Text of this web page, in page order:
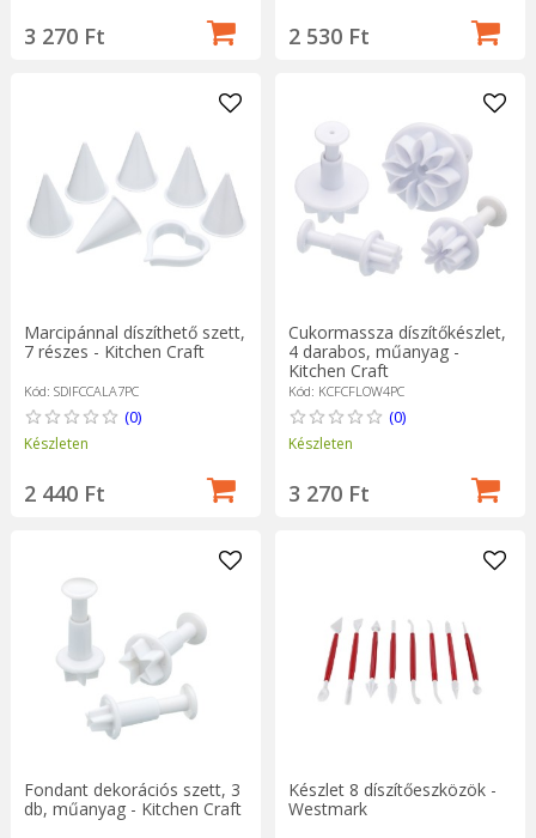
3 270 Ft 2 530 Ft
Marcipánnal díszíthető szett,
7 részes - Kitchen Craft
Kód: SDIFCCALA7PC
(0)
Készleten
2 440 Ft
Cukormassza díszítőkészlet,
4 darabos, műanyag -
Kitchen Craft
Kód: KCFCFLOW4PC
(0)
Készleten
3 270 Ft
Fondant dekorációs szett, 3
db, műanyag - Kitchen Craft
Készlet 8 díszítőeszközök -
Westmark